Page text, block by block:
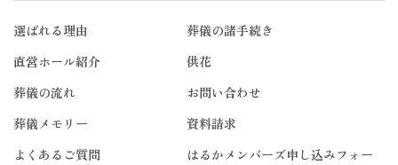
選ばれる理由
直営ホール紹介
葬儀の流れ
葬儀メモリー
よくあるご質問
葬儀の諸手続き
供花
お問い合わせ
資料請求
はるかメンバーズ申し込みフォー